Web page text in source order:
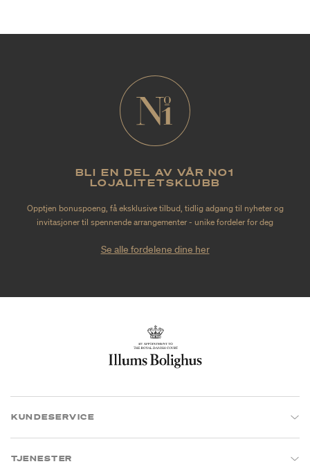
BLI EN DEL AV VÅR NO1
LOJALITETSKLUBB
Opptjen bonuspoeng, få eksklusive tilbud, tidlig adgang til nyheter og
invitasjoner til spennende arrangementer - unike fordeler for deg
Se alle fordelene dine her
KUNDESERVICE
TJENESTER